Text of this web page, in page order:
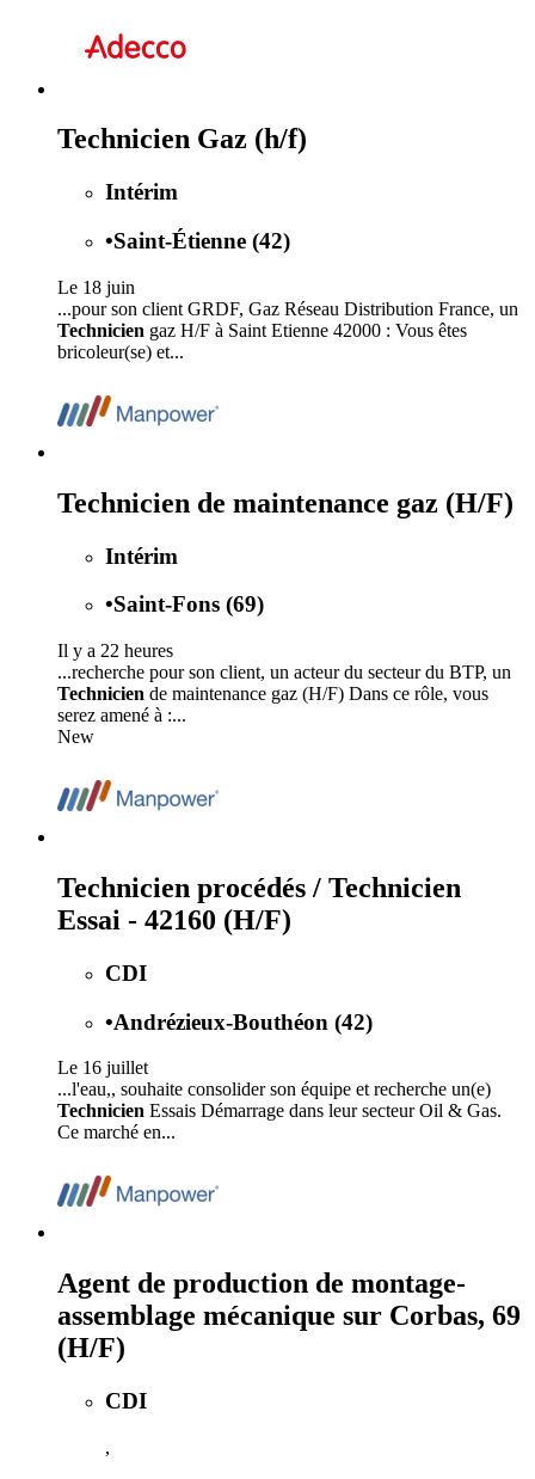
Technicien Gaz (h/f)
Intérim
•Saint-Étienne (42)
Le 18 juin
...pour son client GRDF, Gaz Réseau Distribution France, un
Technicien gaz H/F à Saint Etienne 42000 : Vous êtes
bricoleur(se) et...
Technicien de maintenance gaz (H/F)
Intérim
•Saint-Fons (69)
Il y a 22 heures
...recherche pour son client, un acteur du secteur du BTP, un
Technicien de maintenance gaz (H/F) Dans ce rôle, vous
serez amené à :...
New
Technicien procédés / Technicien
Essai - 42160 (H/F)
CDI
•Andrézieux-Bouthéon (42)
Le 16 juillet
...l'eau,, souhaite consolider son équipe et recherche un(e)
Technicien Essais Démarrage dans leur secteur Oil & Gas.
Ce marché en...
Agent de production de montage-
assemblage mécanique sur Corbas, 69
(H/F)
CDI
,